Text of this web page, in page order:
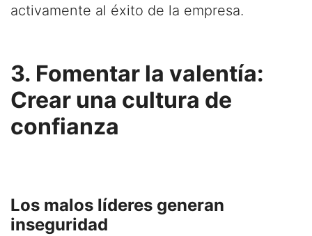
activamente al éxito de la empresa.
3. Fomentar la valentía:
Crear una cultura de
confianza
Los malos líderes generan
inseguridad